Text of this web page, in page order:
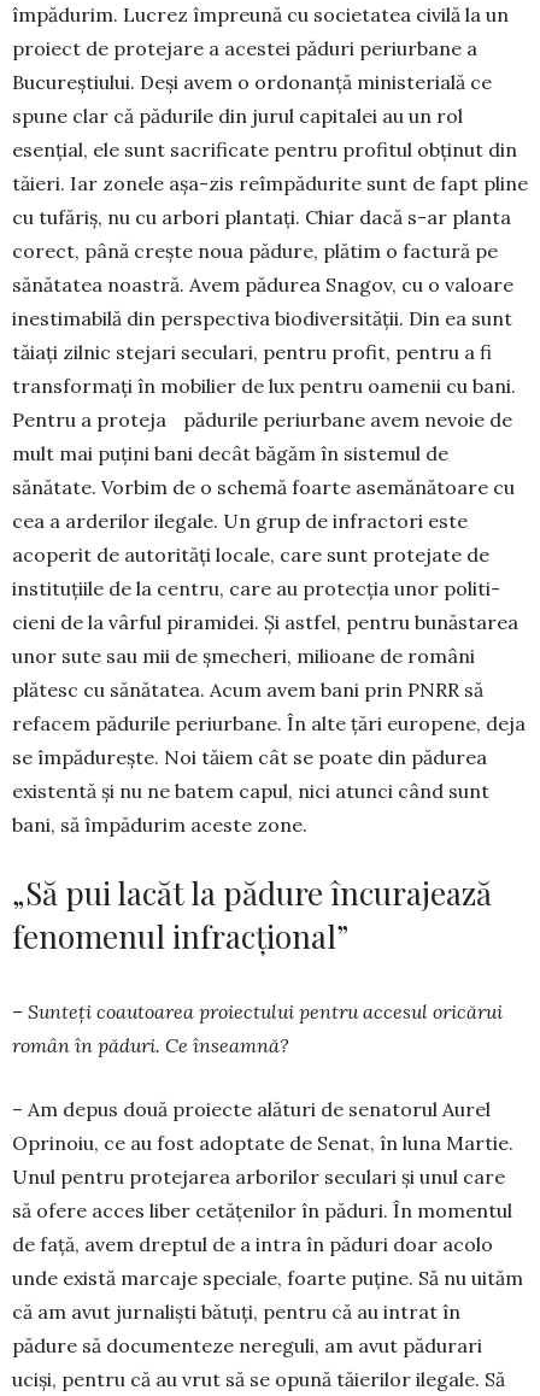
împădurim. Lucrez împreună cu societatea civilă la un
proiect de pro­tejare a acestei păduri periurbane a
Bucureș­tiului. Deși avem o ordonanță ministerială ce
spune clar că pădurile din jurul capitalei au un rol
esențial, ele sunt sacrificate pentru profitul obținut din
tăieri. Iar zonele așa-zis reîmpădurite sunt de fapt pline
cu tufăriș, nu cu arbori plantați. Chiar dacă s-ar planta
corect, până crește noua pădure, plătim o factură pe
sănătatea noastră. Avem pădurea Snagov, cu o valoare
inestimabilă din perspectiva biodiversității. Din ea sunt
tăiați zilnic stejari seculari, pentru profit, pentru a fi
transformați în mobilier de lux pentru oamenii cu bani.
Pentru a proteja pădurile periurbane avem nevoie de
mult mai puțini bani decât băgăm în sistemul de
sănătate. Vorbim de o schemă foarte asemănătoare cu
cea a arderilor ilegale. Un grup de infractori este
acoperit de auto­rități locale, care sunt protejate de
instituțiile de la centru, care au protecția unor poli­ti­
cieni de la vârful piramidei. Și astfel, pentru bună­starea
unor sute sau mii de șmecheri, mi­lioane de români
plătesc cu sănătatea. Acum avem bani prin PNRR să
refacem pădurile periurbane. În alte țări europene, deja
se îm­pădurește. Noi tăiem cât se poate din pă­durea
existentă și nu ne batem capul, nici atunci când sunt
bani, să împădurim aceste zone.
„Să pui lacăt la pădure încurajează
fenomenul infracțional”
– Sunteți coautoarea proiectului pentru accesul oricărui
român în păduri. Ce în­seamnă?
– Am depus două proiecte alături de senatorul Aurel
Oprinoiu, ce au fost adop­tate de Senat, în luna Martie.
Unul pentru protejarea arborilor seculari și unul care
să ofere acces liber cetățenilor în păduri. În momentul
de față, avem dreptul de a intra în păduri doar acolo
unde există marcaje speciale, foarte puține. Să nu uităm
că am avut jurnaliști bătuți, pentru că au intrat în
pădure să documenteze nereguli, am avut pă­durari
uciși, pentru că au vrut să se opună tăie­rilor ilegale. Să